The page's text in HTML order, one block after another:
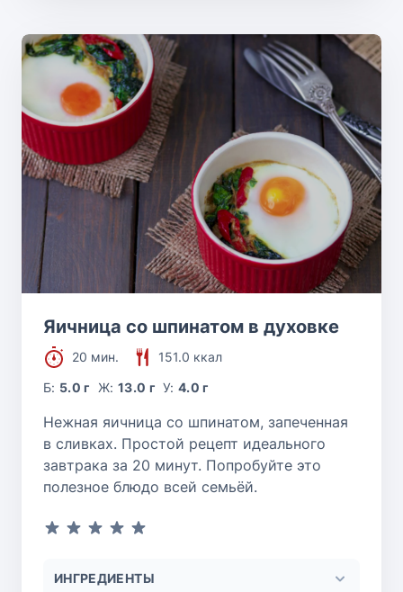
Яичница со шпинатом в духовке
20 мин.
151.0 ккал
Б: 5.0 г Ж: 13.0 г У:4.0 г
Нежная яичница со шпинатом, запеченная
в сливках. Простой рецепт идеального
завтрака за 20 минут. Попробуйте это
полезное блюдо всей семьёй.
ИНГРЕДИЕНТЫ